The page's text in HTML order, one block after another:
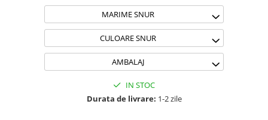
Lănțișoare cu Inimioare
Lănțișoare cu Cruce
Lănțișoare cu Stea
MARIME SNUR
CULOARE SNUR
AMBALAJ
IN STOC
Durata de livrare: 1-2 zile